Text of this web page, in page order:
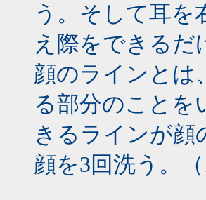
う。そして耳を
え際をできるだ
顔のラインとは
る部分のことを
きるラインが顔
顔を3回洗う。（